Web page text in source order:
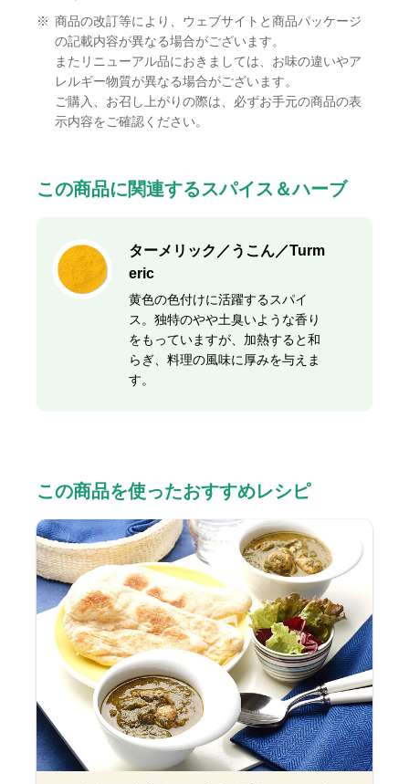
※ 商品の改訂等により、ウェブサイトと商品パッケージ
の記載内容が異なる場合がございます。
またリニューアル品におきましては、お味の違いやア
レルギー物質が異なる場合がございます。
ご購入、お召し上がりの際は、必ずお手元の商品の表
示内容をご確認ください。
この商品に関連するスパイス＆ハーブ
ターメリック／うこん／Turm
eric
黄色の色付けに活躍するスパイ
ス。独特のやや土臭いような香り
をもっていますが、加熱すると和
らぎ、料理の風味に厚みを与えま
す。
この商品を使ったおすすめレシピ